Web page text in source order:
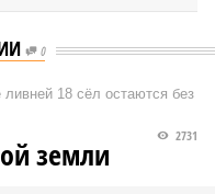
0
ливней 18 сёл остаются без
2731
земли